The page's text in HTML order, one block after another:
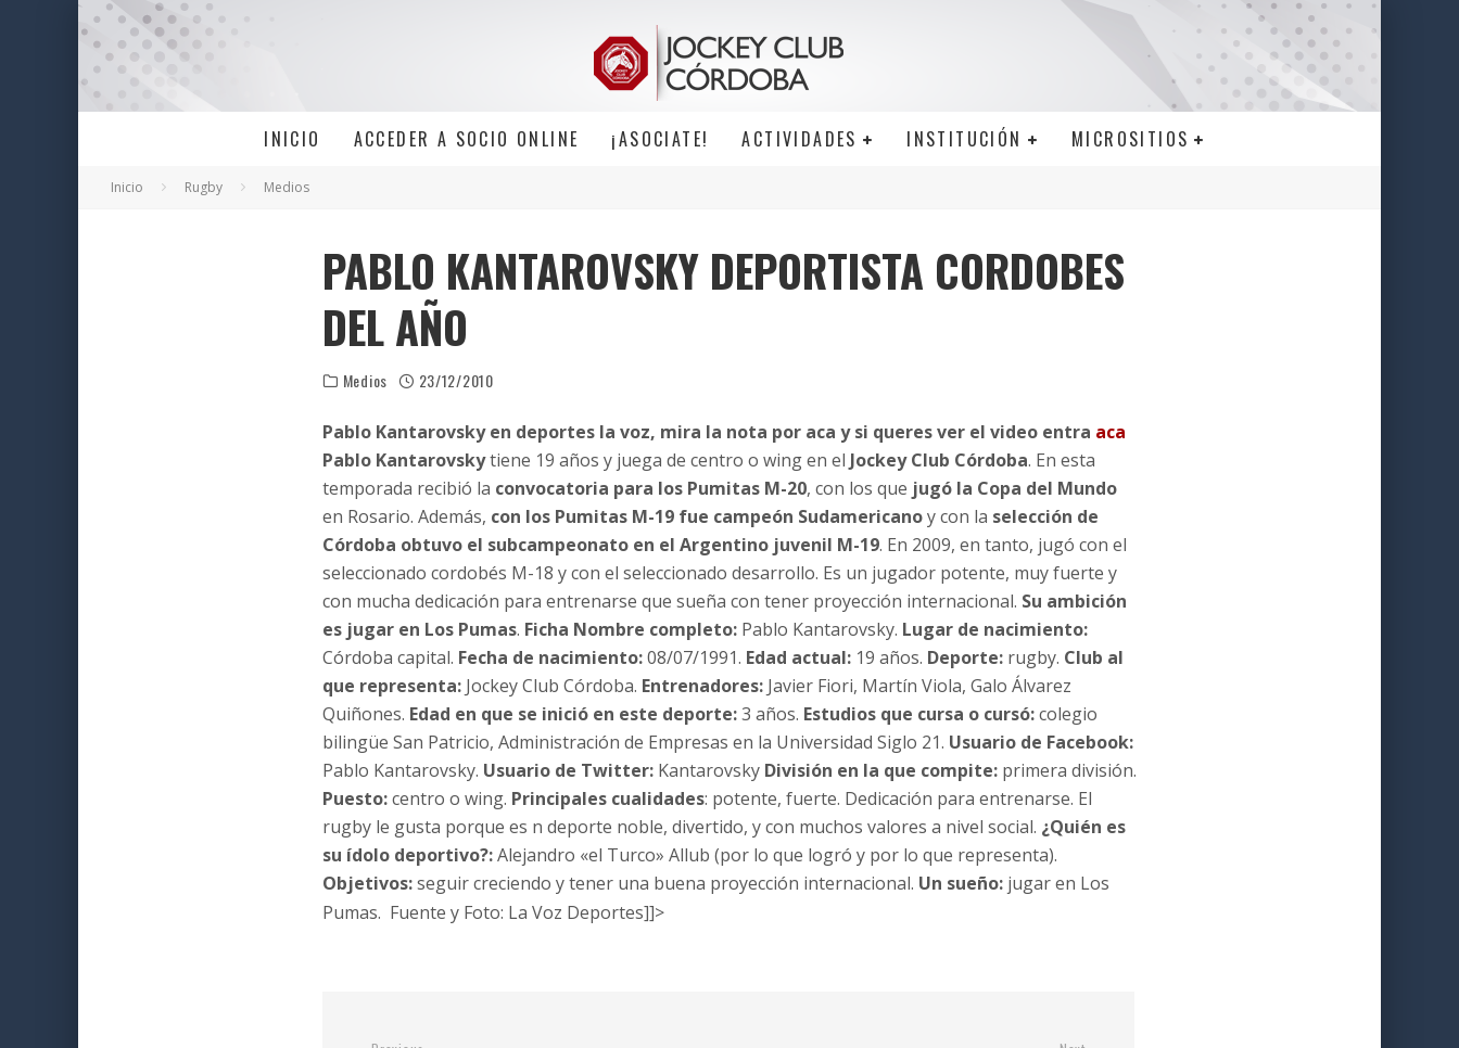
INICIO ACCEDER A SOCIO ONLINE ¡ASOCIATE! ACTIVIDADES INSTITUCIÓN MICROSITIOS
Inicio Rugby Medios
PABLO KANTAROVSKY DEPORTISTA CORDOBES
DEL AÑO
Medios 23/12/2010
Pablo Kantarovsky en deportes la voz, mira la nota por aca y si queres ver el video entra aca
Pablo Kantarovskytiene 19 años y juega de centro o wing en el Jockey Club Córdoba. En esta
temporada recibió la convocatoria para los Pumitas M-20, con los que jugó la Copa del Mundo
en Rosario. Además, con los Pumitas M-19 fue campeón Sudamericanoy con la selección de
Córdoba obtuvo el subcampeonato en el Argentino juvenil M-19. En 2009, en tanto, jugó con el
seleccionado cordobés M-18 y con el seleccionado desarrollo. Es un jugador potente, muy fuerte y
con mucha dedicación para entrenarse que sueña con tener proyección internacional. Su ambición
es jugar en Los Pumas. Ficha Nombre completo: Pablo Kantarovsky. Lugar de nacimiento:
Córdoba capital. Fecha de nacimiento:08/07/1991. Edad actual: 19 años. Deporte: rugby. Club al
que representa: Jockey Club Córdoba. Entrenadores: Javier Fiori, Martín Viola, Galo Álvarez
Quiñones. Edad en que se inició en este deporte:3 años. Estudios que cursa o cursó:colegio
bilingüe San Patricio, Administración de Empresas en la Universidad Siglo 21. Usuario de Facebook:
Pablo Kantarovsky. Usuario de Twitter: Kantarovsky División en la que compite: primera división.
Puesto:centro o wing. Principales cualidades: potente, fuerte. Dedicación para entrenarse. El
rugby le gusta porque es n deporte noble, divertido, y con muchos valores a nivel social. ¿Quién es
su ídolo deportivo?:Alejandro «el Turco» Allub (por lo que logró y por lo que representa).
Objetivos:seguir creciendo y tener una buena proyección internacional. Un sueño: jugar en Los
Pumas. Fuente y Foto: La Voz Deportes]]>